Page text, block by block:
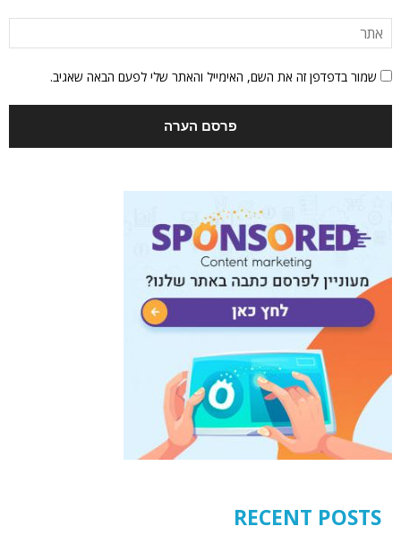
שמור בדפדפן זה את השם, האימייל והאתר שלי לפעם הבאה שאגיב.
RECENT POSTS